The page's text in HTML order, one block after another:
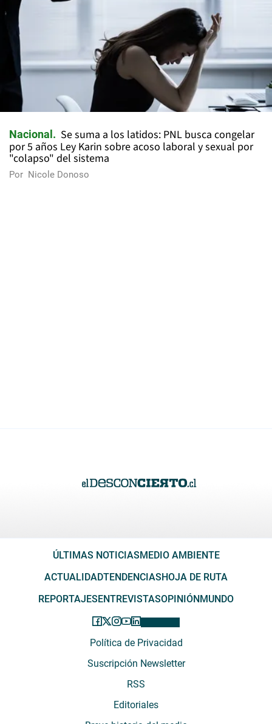
Nacional
Se suma a los latidos: PNL busca congelar
por 5 años Ley Karin sobre acoso laboral y sexual por
"colapso" del sistema
Por Nicole Donoso
ÚLTIMAS NOTICIAS MEDIO AMBIENTE
ACTUALIDADTENDENCIAS HOJA DE RUTA
REPORTAJES ENTREVISTASOPINIÓN MUNDO
Política de Privacidad
Suscripción Newsletter
RSS
Editoriales